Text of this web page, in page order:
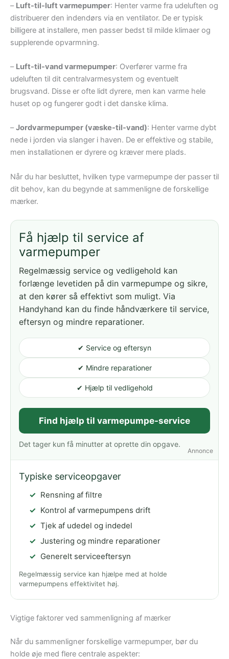
– Luft-til-luft varmepumper: Henter varme fra udeluften og
distribuerer den indendørs via en ventilator. De er typisk
billigere at installere, men passer bedst til milde klimaer og
supplerende opvarmning.
– Luft-til-vand varmepumper: Overfører varme fra
udeluften til dit centralvarmesystem og eventuelt
brugsvand. Disse er ofte lidt dyrere, men kan varme hele
huset op og fungerer godt i det danske klima.
–Jordvarmepumper (væske-til-vand): Henter varme dybt
nede i jorden via slanger i haven. De er effektive og stabile,
men installationen er dyrere og kræver mere plads.
Når du har besluttet, hvilken type varmepumpe der passer til
dit behov, kan du begynde at sammenligne de forskellige
mærker.
Annonce
Få hjælp til service af
varmepumper
Regelmæssig service og vedligehold kan
forlænge levetiden på din varmepumpe og sikre,
at den kører så effektivt som muligt. Via
Handyhand kan du finde håndværkere til service,
eftersyn og mindre reparationer.
✔ Service og eftersyn
✔ Mindre reparationer
✔ Hjælp til vedligehold
Find hjælp til varmepumpe-service
Det tager kun få minutter at oprette din opgave.
Typiske serviceopgaver
Rensning af filtre
Kontrol af varmepumpens drift
Tjek af udedel og indedel
Justering og mindre reparationer
Generelt serviceeftersyn
Regelmæssig service kan hjælpe med at holde
varmepumpens effektivitet høj.
Vigtige faktorer ved sammenligning af mærker
Når du sammenligner forskellige varmepumper, bør du
holde øje med flere centrale aspekter: